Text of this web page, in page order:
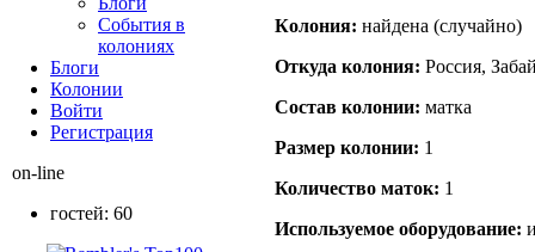
Кoлония: найдена (случайно)
Откуда кoлония: Россия,
Состав кoлонии: матка
Размер кoлонии: 1
Количество маток: 1
Используемое оборудование:
События в
колониях
Блоги
Колонии
Войти
Peгиcтpaция
on-line
гостей: 60